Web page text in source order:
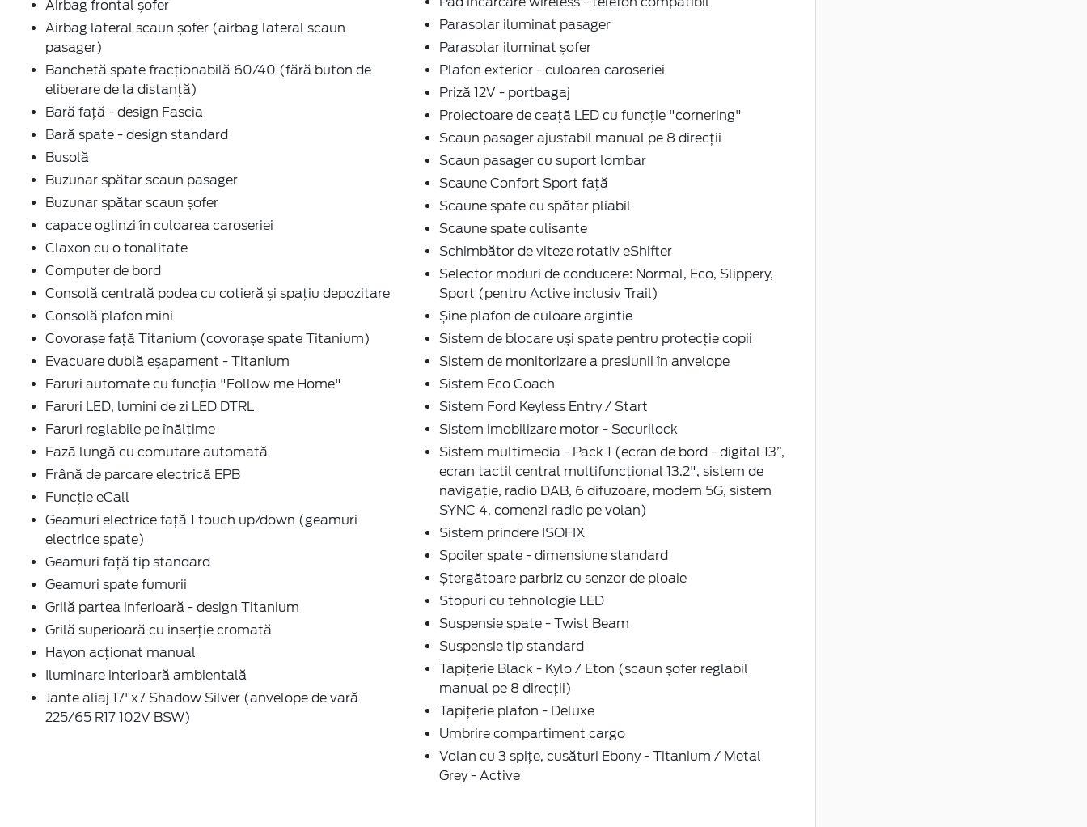
Airbag frontal șofer
Airbag lateral scaun șofer (airbag lateral scaun
pasager)
Banchetă spate fracționabilă 60/40 (fără buton de
eliberare de la distanță)
Bară față - design Fascia
Bară spate - design standard
Busolă
Buzunar spătar scaun pasager
Buzunar spătar scaun șofer
capace oglinzi în culoarea caroseriei
Claxon cu o tonalitate
Computer de bord
Consolă centrală podea cu cotieră și spațiu depozitare
Consolă plafon mini
Covorașe față Titanium (covorașe spate Titanium)
Evacuare dublă eșapament - Titanium
Faruri automate cu funcția "Follow me Home"
Faruri LED, lumini de zi LED DTRL
Faruri reglabile pe înălțime
Fază lungă cu comutare automată
Frână de parcare electrică EPB
Funcție eCall
Geamuri electrice față 1 touch up/down (geamuri
electrice spate)
Geamuri față tip standard
Geamuri spate fumurii
Grilă partea inferioară - design Titanium
Grilă superioară cu inserție cromată
Hayon acționat manual
Iluminare interioară ambientală
Jante aliaj 17"x7 Shadow Silver (anvelope de vară
225/65 R17 102V BSW)
Parasolar iluminat pasager
Parasolar iluminat șofer
Plafon exterior - culoarea caroseriei
Priză 12V - portbagaj
Proiectoare de ceață LED cu funcție "cornering"
Scaun pasager ajustabil manual pe 8 direcții
Scaun pasager cu suport lombar
Scaune Confort Sport față
Scaune spate cu spătar pliabil
Scaune spate culisante
Schimbător de viteze rotativ eShifter
Selector moduri de conducere: Normal, Eco, Slippery,
Sport (pentru Active inclusiv Trail)
Șine plafon de culoare argintie
Sistem de blocare uși spate pentru protecție copii
Sistem de monitorizare a presiunii în anvelope
Sistem Eco Coach
Sistem Ford Keyless Entry / Start
Sistem imobilizare motor - Securilock
Sistem multimedia - Pack 1 (ecran de bord - digital 13”,
ecran tactil central multifuncțional 13.2", sistem de
navigație, radio DAB, 6 difuzoare, modem 5G, sistem
SYNC 4, comenzi radio pe volan)
Sistem prindere ISOFIX
Spoiler spate - dimensiune standard
Ștergătoare parbriz cu senzor de ploaie
Stopuri cu tehnologie LED
Suspensie spate - Twist Beam
Suspensie tip standard
Tapițerie Black - Kylo / Eton (scaun șofer reglabil
manual pe 8 direcții)
Tapițerie plafon - Deluxe
Umbrire compartiment cargo
Volan cu 3 spițe, cusături Ebony - Titanium / Metal
Grey - Active